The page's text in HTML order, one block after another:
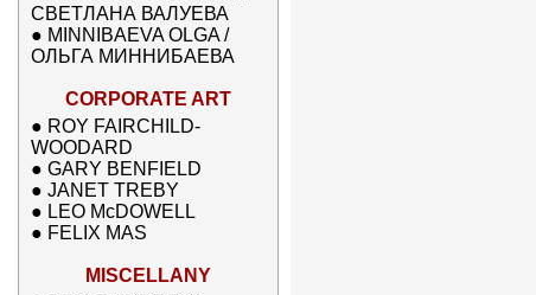
СВЕТЛАНА ВАЛУЕВА
● MINNIBAEVA OLGA /
ОЛЬГА МИННИБАЕВА
CORPORATE ART
● ROY FAIRCHILD-
WOODARD
● GARY BENFIELD
● JANET TREBY
● LEO McDOWELL
● FELIX MAS
MISCELLANY